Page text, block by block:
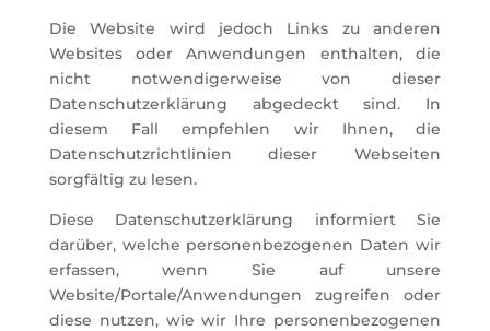
Die Website wird jedoch Links zu anderen
Websites oder Anwendungen enthalten, die
nicht notwendigerweise von dieser
Datenschutzerklärung abgedeckt sind. In
diesem Fall empfehlen wir Ihnen, die
Datenschutzrichtlinien dieser Webseiten
sorgfältig zu lesen.
Diese Datenschutzerklärung informiert Sie
darüber, welche personenbezogenen Daten wir
erfassen, wenn Sie auf unsere
Website/Portale/Anwendungen zugreifen oder
diese nutzen, wie wir Ihre personenbezogenen